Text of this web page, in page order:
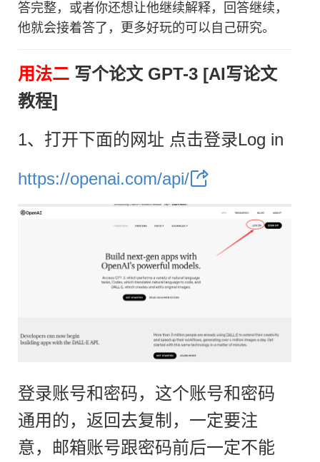
答完整，或者你还想让他继续解释，回答继续，
他就会接着答了，更多好玩的可以自己研究。
用法二 写个论文 GPT-3 [AI写论文
教程]
1、打开下面的网址 点击登录Log in
https://openai.com/api/
登录账号和密码，这个账号和密码
通用的，返回去复制，一定要注
意，邮箱账号跟密码前后一定不能